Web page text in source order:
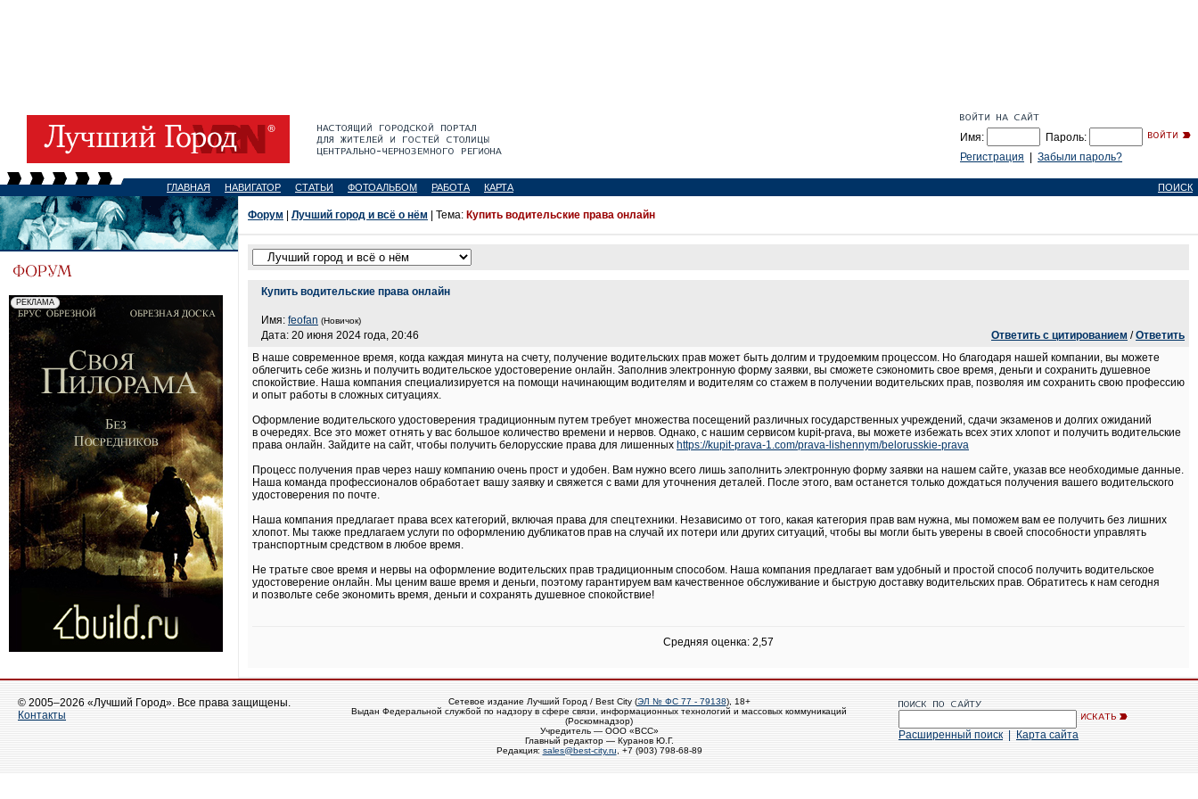
Имя:
Пароль:
Регистрация
Забыли пароль?
ГЛАВНАЯ НАВИГАТОР СТАТЬИ ФОТОАЛЬБОМ РАБОТА КАРТА ПОИСК
Форум Лучший город и всё о нём | Тема: Купить водительские права онлайн
Купить водительские права онлайн
Имя: feofan (Новичок)
Дата: 20 июня 2024 года, 20:46 Ответить с цитированием /Ответить
В наше современное время, когда каждая минута на счету, получение водительских прав может быть долгим и трудоемким процессом. Но благодаря нашей компании, вы можете
облегчить себе жизнь и получить водительское удостоверение онлайн. Заполнив электронную форму заявки, вы сможете сэкономить свое время, деньги и сохранить душевное
спокойствие. Наша компания специализируется на помощи начинающим водителям и водителям со стажем в получении водительских прав, позволяя им сохранить свою профессию
и опыт работы в сложных ситуациях.
Оформление водительского удостоверения традиционным путем требует множества посещений различных государственных учреждений, сдачи экзаменов и долгих ожиданий
в очередях. Все это может отнять у вас большое количество времени и нервов. Однако, с нашим сервисом kupit-prava, вы можете избежать всех этих хлопот и получить водительские
права онлайн. Зайдите на сайт, чтобы получить белорусские права для лишенных https://kupit-prava-1.com/prava-lishennym/belorusskie-prava
Процесс получения прав через нашу компанию очень прост и удобен. Вам нужно всего лишь заполнить электронную форму заявки на нашем сайте, указав все необходимые данные.
Наша команда профессионалов обработает вашу заявку и свяжется с вами для уточнения деталей. После этого, вам останется только дождаться получения вашего водительского
удостоверения по почте.
Наша компания предлагает права всех категорий, включая права для спецтехники. Независимо от того, какая категория прав вам нужна, мы поможем вам ее получить без лишних
хлопот. Мы также предлагаем услуги по оформлению дубликатов прав на случай их потери или других ситуаций, чтобы вы могли быть уверены в своей способности управлять
транспортным средством в любое время.
Не тратьте свое время и нервы на оформление водительских прав традиционным способом. Наша компания предлагает вам удобный и простой способ получить водительское
удостоверение онлайн. Мы ценим ваше время и деньги, поэтому гарантируем вам качественное обслуживание и быструю доставку водительских прав. Обратитесь к нам сегодня
и позвольте себе экономить время, деньги и сохранять душевное спокойствие!
Средняя оценка: 2,57
© 2005–2026 «Лучший Город». Все права защищены.
Контакты
Сетевое издание Лучший Город / Best City (ЭЛ № ФС 77 - 79138), 18+
Выдан Федеральной службой по надзору в сфере связи, информационных технологий и массовых коммуникаций
(Роскомнадзор)
Учредитель — ООО «ВСС»
Главный редактор — Куранов Ю.Г.
Редакция: sales@best-city.ru , +7 (903) 798-68-89
Расширенный поиск Карта сайта